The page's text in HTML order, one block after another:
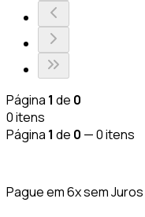
Página 1 de 0
0itens
Página 1 de 0 —0itens
Pague em 6x sem Juros